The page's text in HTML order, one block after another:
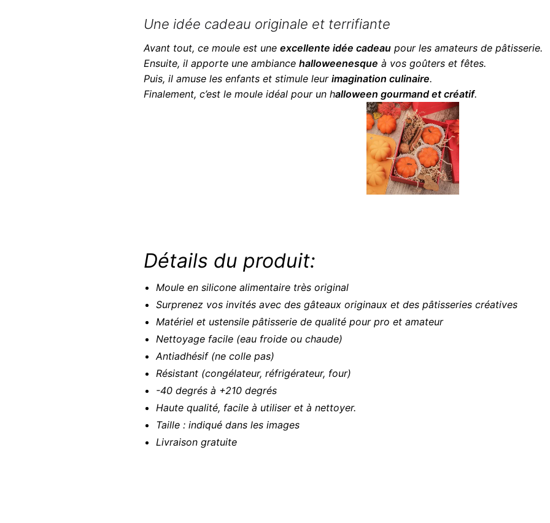
Une idée cadeau originale et terrifiante
Avant tout, ce moule est une excellente idée cadeaupour les amateurs de pâtisserie.
Ensuite, il apporte une ambiance halloweenesque à vos goûters et fêtes.
Puis, il amuse les enfants et stimule leur imagination culinaire.
Finalement, c’est le moule idéal pour un halloween gourmand et créatif.
Détails du produit:
Moule en silicone alimentaire très original
Surprenez vos invités avec des gâteaux originaux et des pâtisseries créatives
Matériel et ustensile pâtisserie de qualité pour pro et amateur
Nettoyage facile (eau froide ou chaude)
Antiadhésif (ne colle pas)
Résistant (congélateur, réfrigérateur, four)
-40 degrés à +210 degrés
Haute qualité, facile à utiliser et à nettoyer.
Taille : indiqué dans les images
Livraison gratuite